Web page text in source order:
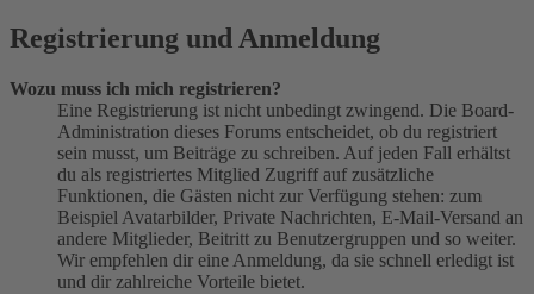
Registrierung und Anmeldung
Wozu muss ich mich registrieren?
Eine Registrierung ist nicht unbedingt zwingend. Die Board-
Administration dieses Forums entscheidet, ob du registriert
sein musst, um Beiträge zu schreiben. Auf jeden Fall erhältst
du als registriertes Mitglied Zugriff auf zusätzliche
Funktionen, die Gästen nicht zur Verfügung stehen: zum
Beispiel Avatarbilder, Private Nachrichten, E-Mail-Versand an
andere Mitglieder, Beitritt zu Benutzergruppen und so weiter.
Wir empfehlen dir eine Anmeldung, da sie schnell erledigt ist
und dir zahlreiche Vorteile bietet.